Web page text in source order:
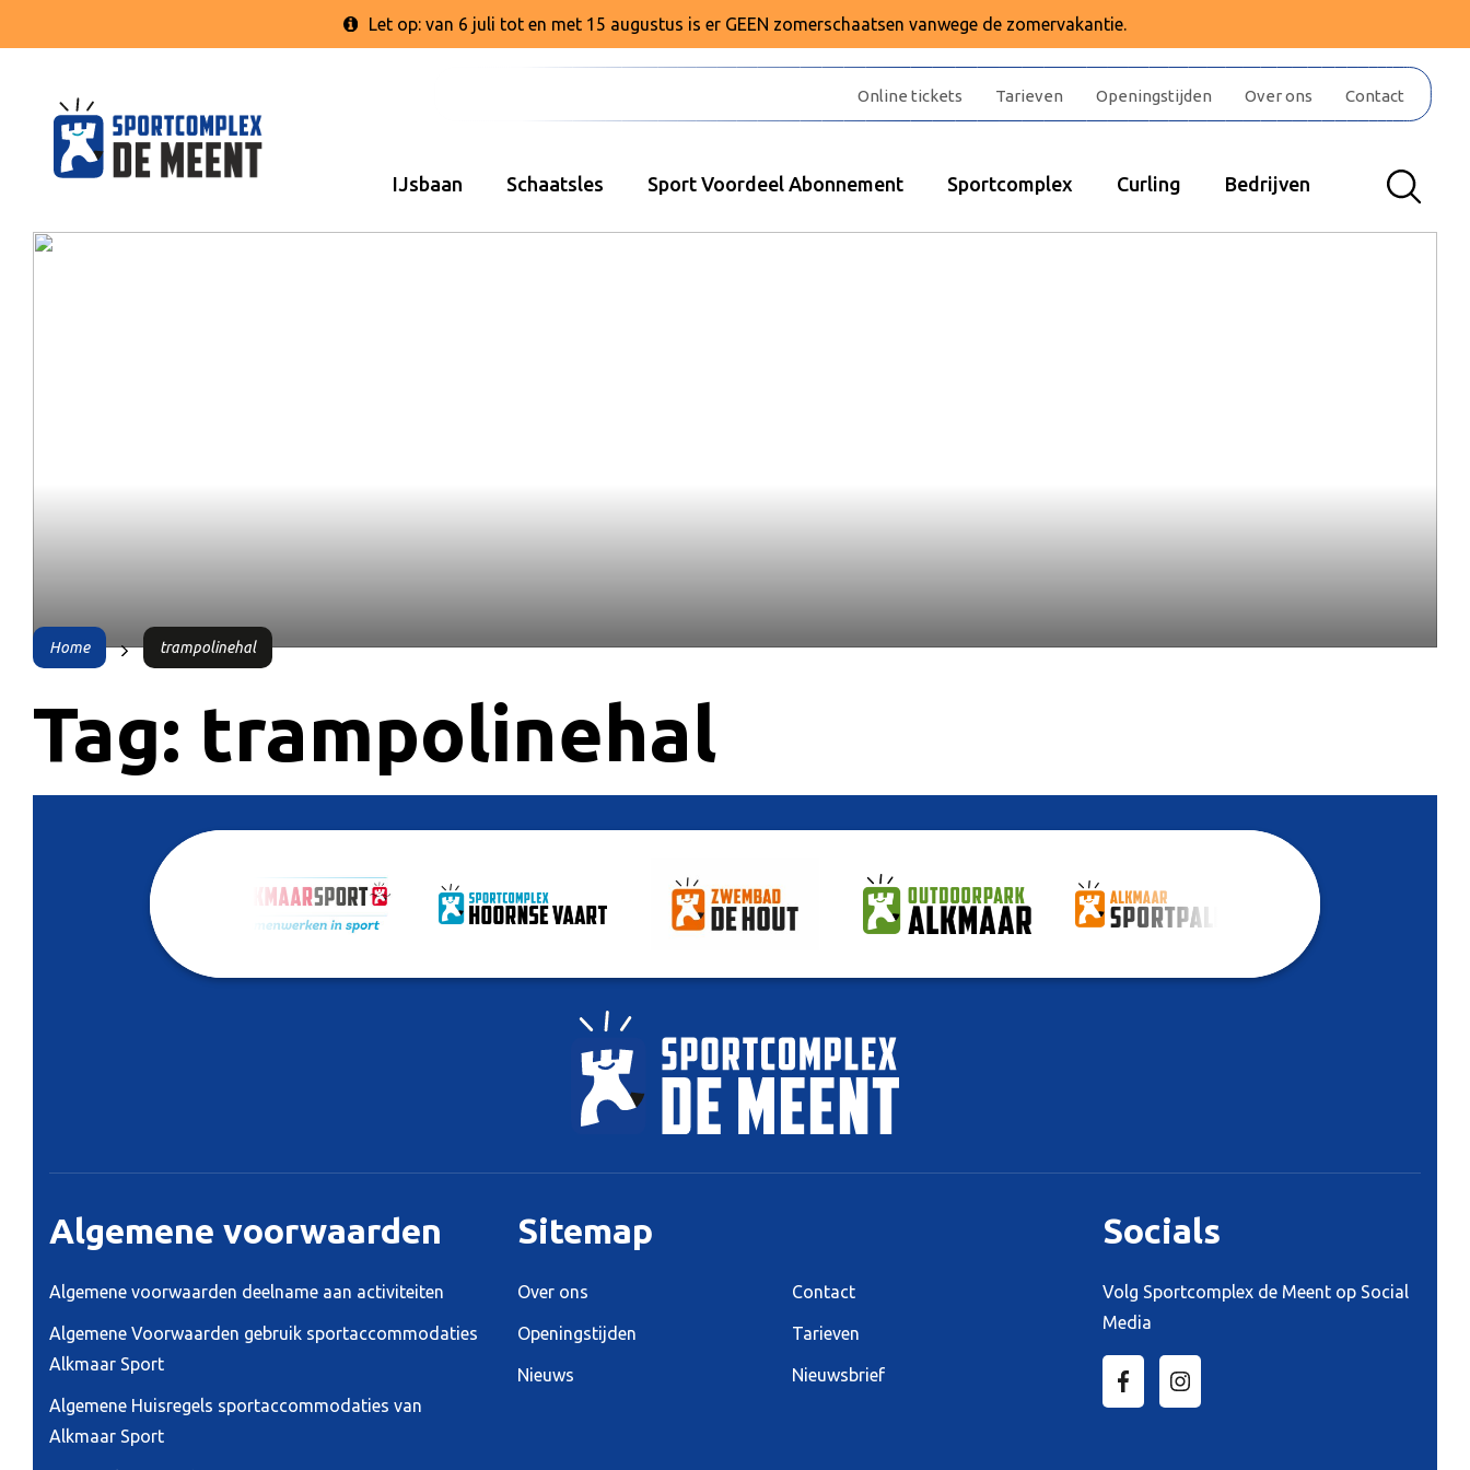
Let op: van 6 juli tot en met 15 augustus is er GEEN zomerschaatsen vanwege de zomervakantie.
Online tickets Tarieven Openingstijden Over ons Contact
IJsbaan Schaatsles Sport Voordeel Abonnement Sportcomplex Curling Bedrijven
Home trampolinehal
Tag: trampolinehal
Algemene voorwaarden
Algemene voorwaarden deelname aan activiteiten
Algemene Voorwaarden gebruik sportaccommodaties
Alkmaar Sport
Algemene Huisregels sportaccommodaties van
Alkmaar Sport
Sitemap
Over ons Contact
Openingstijden Tarieven
Nieuws Nieuwsbrief
Socials
Volg Sportcomplex de Meent op Social
Media